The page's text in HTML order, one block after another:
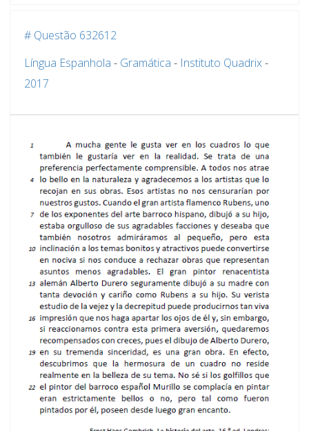
# Questão 632612
Língua Espanhola - Gramática - Instituto Quadrix-
2017